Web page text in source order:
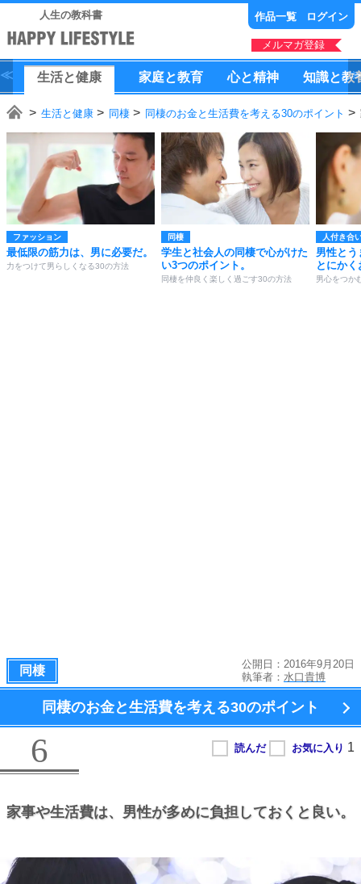
人生の教科書 作品一覧 ログイン
メルマガ登録
生活と健康 家庭と教育 心と精神 知識と教
生活と健康 同棲 同棲のお金と生活費を考える30のポイント
ファッション
最低限の筋力は、男に必要だ。
力をつけて男らしくなる30の方法
同棲
学生と社会人の同棲で心がけた
い3つのポイント。
同棲を仲良く楽しく過ごす30の方法
人付き合
男性と
とにか
男心をつか
同棲
公開日：2016年9月20日
執筆者： 水口貴博
同棲のお金と生活費を考える30のポイント
6
家事や生活費は、 男性が多めに負担しておくと良い。